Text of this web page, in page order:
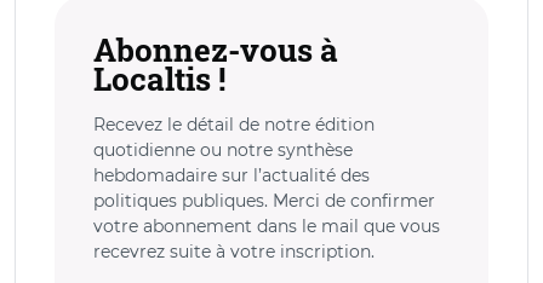
Abonnez-vous à
Localtis !
Recevez le détail de notre édition
quotidienne ou notre synthèse
hebdomadaire sur l’actualité des
politiques publiques. Merci de confirmer
votre abonnement dans le mail que vous
recevrez suite à votre inscription.